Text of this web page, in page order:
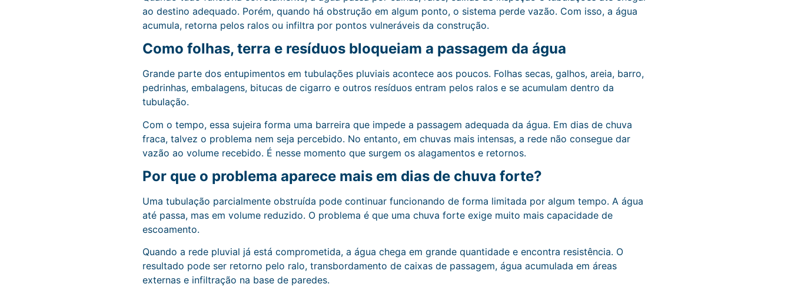
ao destino adequado. Porém, quando há obstrução em algum ponto, o sistema perde vazão. Com isso, a água
acumula, retorna pelos ralos ou infiltra por pontos vulneráveis da construção.
Como folhas, terra e resíduos bloqueiam a passagem da água
Grande parte dos entupimentos em tubulações pluviais acontece aos poucos. Folhas secas, galhos, areia, barro,
pedrinhas, embalagens, bitucas de cigarro e outros resíduos entram pelos ralos e se acumulam dentro da
tubulação.
Com o tempo, essa sujeira forma uma barreira que impede a passagem adequada da água. Em dias de chuva
fraca, talvez o problema nem seja percebido. No entanto, em chuvas mais intensas, a rede não consegue dar
vazão ao volume recebido. É nesse momento que surgem os alagamentos e retornos.
Por que o problema aparece mais em dias de chuva forte?
Uma tubulação parcialmente obstruída pode continuar funcionando de forma limitada por algum tempo. A água
até passa, mas em volume reduzido. O problema é que uma chuva forte exige muito mais capacidade de
escoamento.
Quando a rede pluvial já está comprometida, a água chega em grande quantidade e encontra resistência. O
resultado pode ser retorno pelo ralo, transbordamento de caixas de passagem, água acumulada em áreas
externas e infiltração na base de paredes.